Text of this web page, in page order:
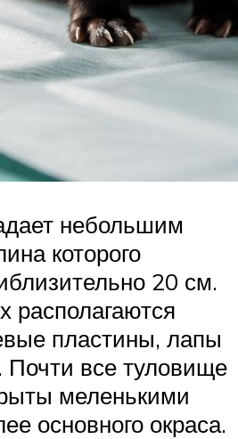
небольшим
которого
20 см.
располагаются
пластины, лапы
Почти все туловище
меленькими
основного окраса.